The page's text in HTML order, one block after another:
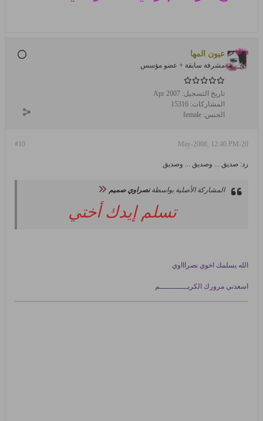
عيون المها
مشرفة سابقة + عضو مؤسس
تاريخ التسجيل: Apr 2007
المشاركات: 15316
الجنس: female
#10 20-May-2008, 12:40 PM
رد: صديق ... وصديق ... وصديق
المشاركة الأصلية بواسطةنصراوي صميم
تسلم إيدك أختي
الله يسلمك اخوي نصراااوي
اسعدني مرورك الكريــــــــــــم